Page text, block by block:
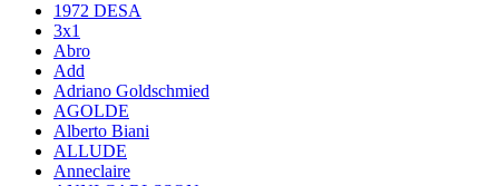
1972 DESA
3x1
Abro
Add
Adriano Goldschmied
AGOLDE
Alberto Biani
ALLUDE
Anneclaire